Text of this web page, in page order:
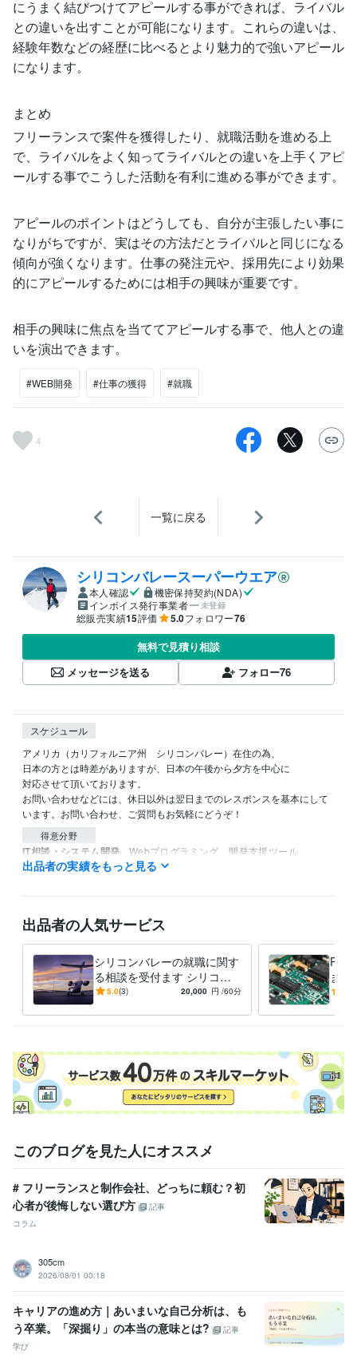
にうまく結びつけてアピールする事ができれば、ライバル
との違いを出すことが可能になります。これらの違いは、
経験年数などの経歴に比べるとより魅力的で強いアピール
になります。
まとめ
フリーランスで案件を獲得したり、就職活動を進める上
で、ライバルをよく知ってライバルとの違いを上手くアピ
ールする事でこうした活動を有利に進める事ができます。
アピールのポイントはどうしても、自分が主張したい事に
なりがちですが、実はその方法だとライバルと同じになる
傾向が強くなります。仕事の発注元や、採用先により効果
的にアピールするためには相手の興味が重要です。
相手の興味に焦点を当ててアピールする事で、他人との違
いを演出できます。
#WEB開発 #仕事の獲得 #就職
4
一覧に戻る
シリコンバレースーパーウエア
本人確認
機密保持契約(NDA)
インボイス発行事業者
未登録
総販売実績15評価 5.0フォロワー76
無料で見積り相談
メッセージを送る
フォロー76
スケジュール
アメリカ（カリフォルニア州　シリコンバレー）在住の為、
日本の方とは時差がありますが、日本の午後から夕方を中心に
対応させて頂いております。
お問い合わせなどには、休日以外は翌日までのレスポンスを基本にして
います。お問い合わせ、ご質問もお気軽にどうぞ！
得意分野
IT相談・システム開発 Webプログラミング、開発支援ツール
システム設計 Webプログラミング
シリコンバレー システム開発
プログラムマネージメ
語学学習
海外履歴書
出品者の実績をもっと見る
出品者の人気サービス
シリコンバレーの就職に関す
る相談を受付ます シリコン
バレーの就職事情に関する情
5.0(3) 20,000 円 /60分
PCB
ま
豊富
このブログを見た人にオススメ
# フリーランスと制作会社、どっちに頼む？初
心者が後悔しない選び方
記事
コラム
305cm
2026/08/01 00:18
キャリアの進め方｜あいまいな自己分析は、も
う卒業。「深掘り」の本当の意味とは?
記事
学び